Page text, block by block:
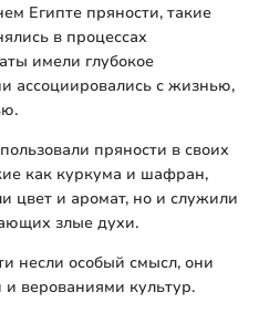
Египте пряности, такие
в процессах
имели глубокое
ассоциировались с жизнью,
пряности в своих
как куркума и шафран,
цвет и аромат, но и служили
злые духи.
несли особый смысл, они
верованиями культур.